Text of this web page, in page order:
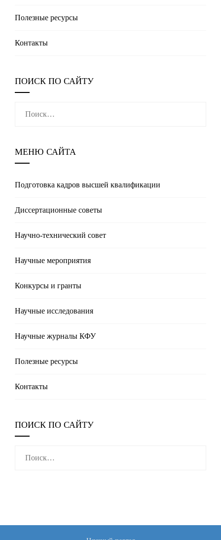
Полезные реcурсы
Контакты
ПОИСК ПО САЙТУ
МЕНЮ САЙТА
Подготовка кадров высшей квалификации
Диссертационные советы
Научно-технический совет
Научные мероприятия
Конкурсы и гранты
Научные исследования
Научные журналы КФУ
Полезные реcурсы
Контакты
ПОИСК ПО САЙТУ